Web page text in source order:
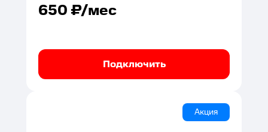
650₽/мес
Подключить
Акция